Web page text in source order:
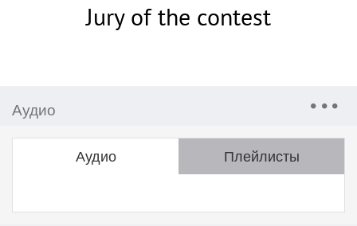
Jury of the contest
Аудио
Аудио Плейлисты